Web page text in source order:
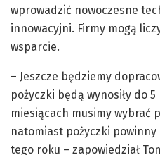
wprowadzić nowoczesne
innowacyjni. Firmy mogą
wsparcie.
– Jeszcze będziemy
pożyczki będą wynosiły do
miesiącach musimy wybrać
natomiast pożyczki
tego roku – zapowiedział